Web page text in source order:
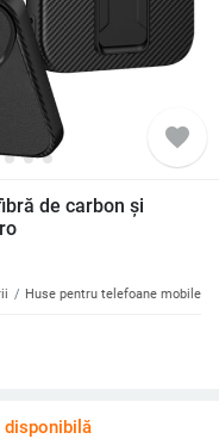
favorite
de carbon și
Huse pentru telefoane mobile
disponibilă